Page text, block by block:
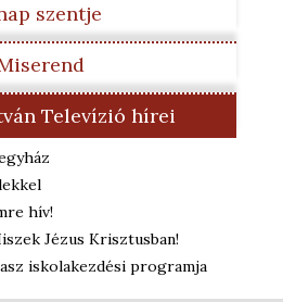
szentje
Televízió hírei
hív!
Jézus Krisztusban!
iskolakezdési programja